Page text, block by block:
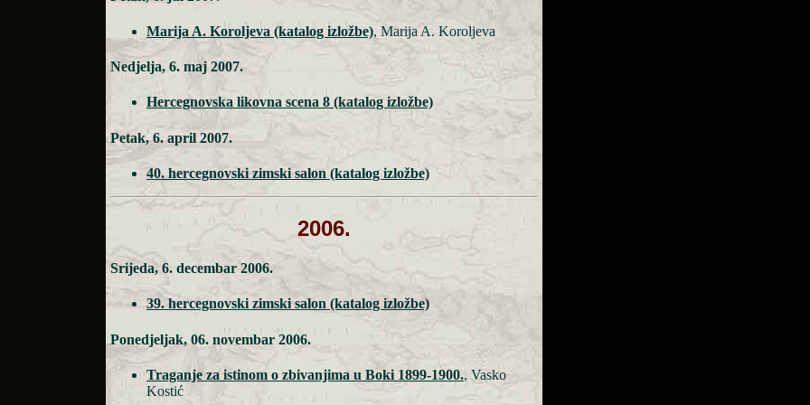
Marija A. Koroljeva (katalog izložbe), Marija A. Koroljeva
Nedjelja, 6. maj 2007.
Hercegnovska likovna scena 8 (katalog izložbe)
Petak, 6. april 2007.
40. hercegnovski zimski salon (katalog izložbe)
2006.
Srijeda, 6. decembar 2006.
39. hercegnovski zimski salon (katalog izložbe)
Ponedjeljak, 06. novembar 2006.
Traganje za istinom o zbivanjima u Boki 1899-1900., Vasko
Kostić